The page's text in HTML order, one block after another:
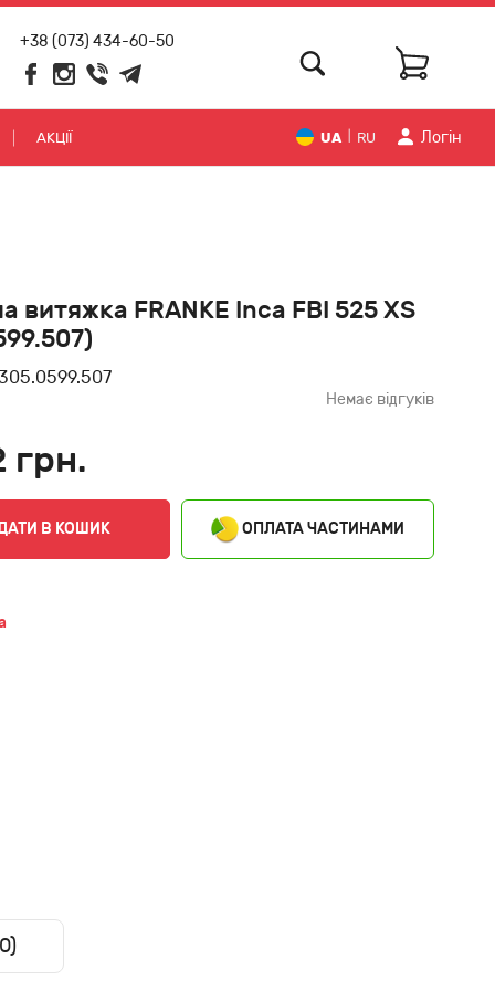
+38 (073) 434-60-50
АКЦІЇ UA RU Логiн
витяжка FRANKE Inca FBI 525 XS
Немає відгуків
грн.
В КОШИК ОПЛАТА ЧАСТИНАМИ